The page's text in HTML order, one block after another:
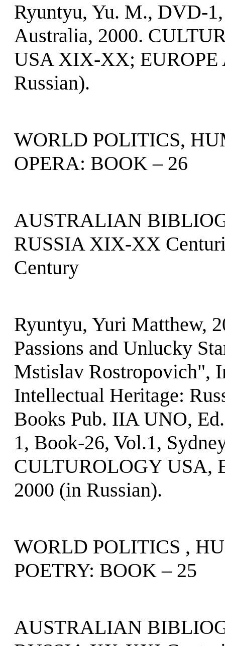
Ryuntyu, Yu. M., DVD-
Australia, 2000.
USA XIX-XX; EUROPE
Russian).
WORLD POLITICS,
OPERA: BOOK – 26
AUSTRALIAN
RUSSIA XIX-XX
Century
Ryuntyu, Yuri Matthew,
Passions and Unlucky
Mstislav Rostropovich",
Intellectual Heritage:
Books Pub. IIA UNO,
1, Book-26, Vol.1,
CULTUROLOGY USA,
2000 (in Russian).
WORLD POLITICS ,
POETRY: BOOK – 25
AUSTRALIAN